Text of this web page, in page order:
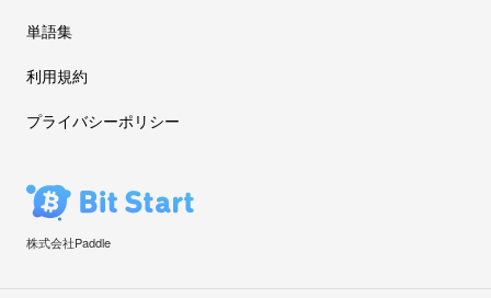
単語集
利用規約
プライバシーポリシー
株式会社Paddle